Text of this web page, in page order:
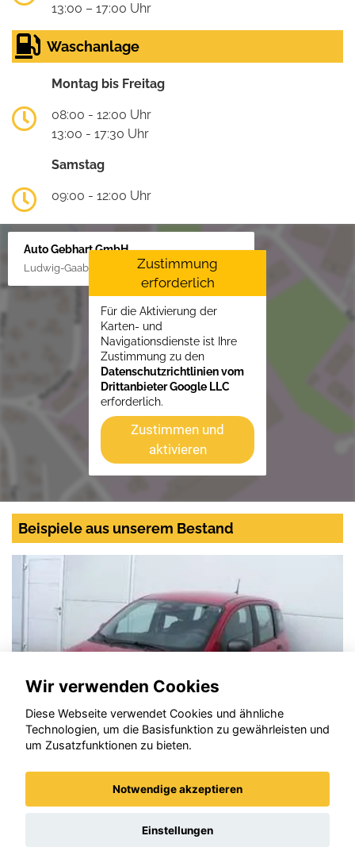
13:00 – 17:00 Uhr
Waschanlage
Montag bis Freitag
08:00 - 12:00 Uhr
13:00 - 17:30 Uhr
Samstag
09:00 - 12:00 Uhr
Auto Gebhart GmbH
Ludwig-Gaab-Str. 4, 88427 Bad Schussenried
Zustimmung
erforderlich
Für die Aktivierung der
Karten- und
Navigationsdienste ist Ihre
Zustimmung zu den
Datenschutzrichtlinien vom
Drittanbieter Google LLC
erforderlich.
Zustimmen und
aktivieren
Beispiele aus unserem Bestand
Wir verwenden Cookies
Diese Webseite verwendet Cookies und ähnliche
Technologien, um die Basisfunktion zu gewährleisten und
um Zusatzfunktionen zu bieten.
Notwendige akzeptieren
Einstellungen